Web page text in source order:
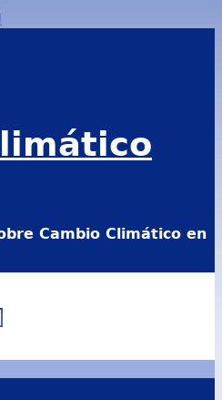
Cambio Climático en